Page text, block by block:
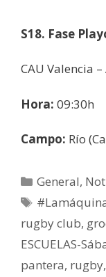
S18. Fase
CAU Valencia
Hora: 09:30h
Campo: Río
General,
rugby club,
ESCUELAS-
pantera, rugby,